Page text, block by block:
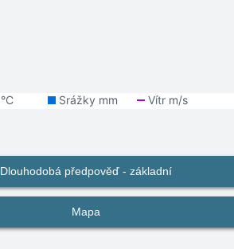
Dlouhodobá předpověď - základní
Mapa